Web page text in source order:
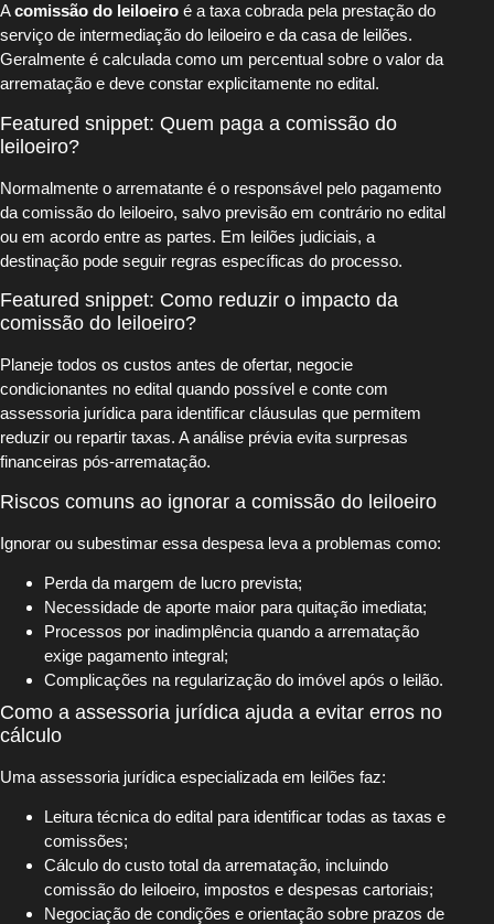
Acomissão do leiloeiro é a taxa cobrada pela prestação do
serviço de intermediação do leiloeiro e da casa de leilões.
Geralmente é calculada como um percentual sobre o valor da
arrematação e deve constar explicitamente no edital.
Featured snippet: Quem paga a comissão do
leiloeiro?
Normalmente o arrematante é o responsável pelo pagamento
da comissão do leiloeiro, salvo previsão em contrário no edital
ou em acordo entre as partes. Em leilões judiciais, a
destinação pode seguir regras específicas do processo.
Featured snippet: Como reduzir o impacto da
comissão do leiloeiro?
Planeje todos os custos antes de ofertar, negocie
condicionantes no edital quando possível e conte com
assessoria jurídica para identificar cláusulas que permitem
reduzir ou repartir taxas. A análise prévia evita surpresas
financeiras pós-arrematação.
Riscos comuns ao ignorar a comissão do leiloeiro
Ignorar ou subestimar essa despesa leva a problemas como:
Perda da margem de lucro prevista;
Necessidade de aporte maior para quitação imediata;
Processos por inadimplência quando a arrematação
exige pagamento integral;
Complicações na regularização do imóvel após o leilão.
Como a assessoria jurídica ajuda a evitar erros no
cálculo
Uma assessoria jurídica especializada em leilões faz:
Leitura técnica do edital para identificar todas as taxas e
comissões;
Cálculo do custo total da arrematação, incluindo
comissão do leiloeiro, impostos e despesas cartoriais;
Negociação de condições e orientação sobre prazos de